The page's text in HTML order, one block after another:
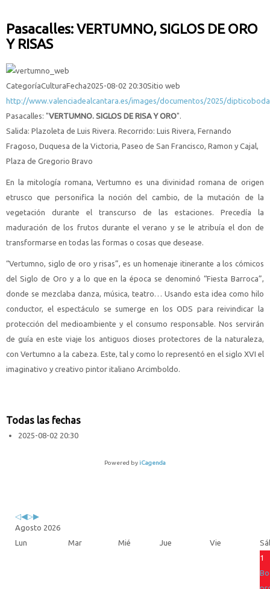
Pasacalles: VERTUMNO, SIGLOS DE ORO
Y RISAS
CategoríaCulturaFecha2025-08-02 20:30Sitio web
http://www.valenciadealcantara.es/images/documentos/2025/
Pasacalles: "VERTUMNO. SIGLOS DE RISA Y ORO".
Salida: Plazoleta de Luis Rivera. Recorrido: Luis Rivera, Fernando
Fragoso, Duquesa de la Victoria, Paseo de San Francisco, Ramon y Cajal,
Plaza de Gregorio Bravo
En la mitología romana, Vertumno es una divinidad romana de origen
etrusco que personifica la noción del cambio, de la mutación de la
vegetación durante el transcurso de las estaciones. Precedía la
maduración de los frutos durante el verano y se le atribuía el don de
transformarse en todas las formas o cosas que desease.
“Vertumno, siglo de oro y risas”, es un homenaje itinerante a los cómicos
del Siglo de Oro y a lo que en la época se denominó “Fiesta Barroca”,
donde se mezclaba danza, música, teatro… Usando esta idea como hilo
conductor, el espectáculo se sumerge en los ODS para reivindicar la
protección del medioambiente y el consumo responsable. Nos servirán
de guía en este viaje los antiguos dioses protectores de la naturaleza,
con Vertumno a la cabeza. Este, tal y como lo representó en el siglo XVI el
imaginativo y creativo pintor italiano Arcimboldo.
Todas las fechas
2025-08-02 20:30
Powered byiCagenda
Year
Month
YearMonth
Agosto 2026
Lun
Mar Mié Jue Vie
1